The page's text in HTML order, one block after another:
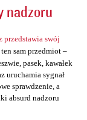
nadzoru
swój
sam przedmiot –
pasek, kawałek
uruchamia sygnał
sprawdzenie, a
absurd nadzoru